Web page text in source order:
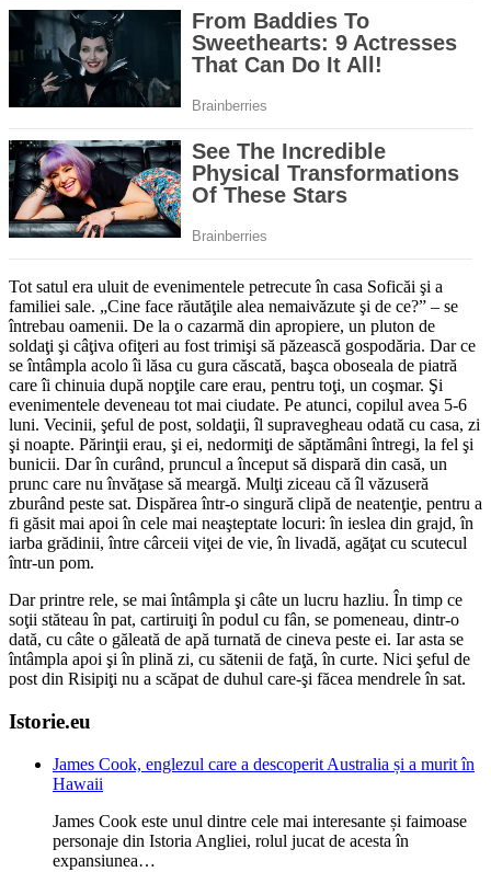
Tot satul era uluit de eveni­men­tele petrecute în casa Soficăi şi a
familiei sale. „Cine face rău­tăţile alea nemaivăzute şi de ce?” – se
întrebau oamenii. De la o cazarmă din apropiere, un pluton de
soldaţi şi câţiva ofiţeri au fost trimişi să păzească gospodăria. Dar ce
se întâmpla acolo îi lăsa cu gura căsca­tă, başca oboseala de piatră
care îi chi­nuia după nopţile care erau, pentru toţi, un coşmar. Şi
evenimentele deve­neau tot mai ciu­da­te. Pe atunci, co­pi­lul avea 5-6
luni. Vecinii, şeful de post, soldaţii, îl su­pravegheau odată cu casa, zi
şi noap­te. Părinţii erau, şi ei, nedormiţi de săp­tămâni întregi, la fel şi
bunicii. Dar în curând, pruncul a început să dispară din casă, un
prunc care nu învăţase să meargă. Mulţi ziceau că îl văzuseră
zburând peste sat. Dispărea într-o singură clipă de neatenţie, pentru a
fi găsit mai apoi în cele mai neaşteptate locuri: în ieslea din grajd, în
iarba grădinii, între cârceii viţei de vie, în livadă, agăţat cu scutecul
într-un pom.
Dar printre rele, se mai întâmpla şi câte un lucru hazliu. În timp ce
soţii stăteau în pat, cartiruiţi în podul cu fân, se pome­neau, dintr-o
dată, cu câte o găleată de apă turnată de cineva peste ei. Iar asta se
întâmpla apoi şi în plină zi, cu sătenii de faţă, în curte. Nici şeful de
post din Risipiţi nu a scăpat de duhul care-şi făcea mendrele în sat.
Istorie.eu
James Cook, englezul care a descoperit Australia și a murit în
Hawaii
James Cook este unul dintre cele mai interesante și faimoase
personaje din Istoria Angliei, rolul jucat de acesta în
expansiunea…